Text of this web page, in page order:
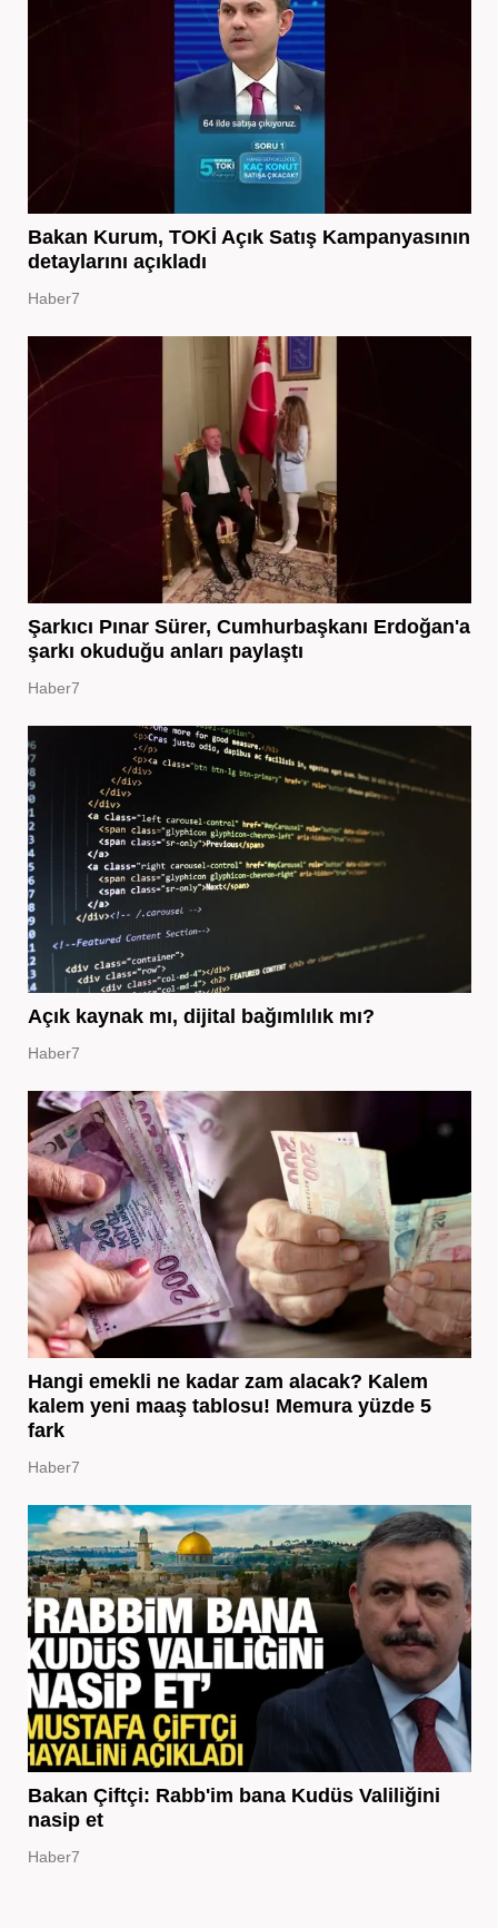
Bakan Kurum, TOKİ Açık Satış Kampanyasının
detaylarını açıkladı
Haber7
Şarkıcı Pınar Sürer, Cumhurbaşkanı Erdoğan'a
şarkı okuduğu anları paylaştı
Haber7
Açık kaynak mı, dijital bağımlılık mı?
Haber7
Hangi emekli ne kadar zam alacak? Kalem
kalem yeni maaş tablosu! Memura yüzde 5
fark
Haber7
Bakan Çiftçi: Rabb'im bana Kudüs Valiliğini
nasip et
Haber7